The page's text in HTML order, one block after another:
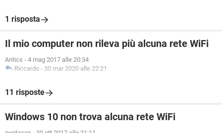
1 risposta
Il mio computer non rileva più alcuna rete WiFi
Antics - 4 mag 2017 alle 20:34
Riccardo - 30 mar 2020 alle 22:21
11 risposte
Windows 10 non trova alcuna rete WiFi